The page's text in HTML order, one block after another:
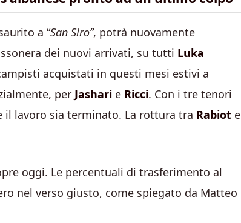
a “San Siro”, potrà nuovamente
dei nuovi arrivati, su tutti Luka
acquistati in questi mesi estivi a
per Jashari e Ricci. Con i tre tenori
il lavoro sia terminato. La rottura tra Rabiot e
oggi. Le percentuali di trasferimento al
nel verso giusto, come spiegato da Matteo